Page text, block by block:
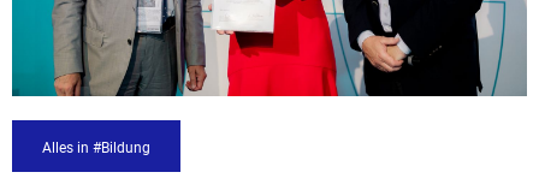
Alles in #Bildung